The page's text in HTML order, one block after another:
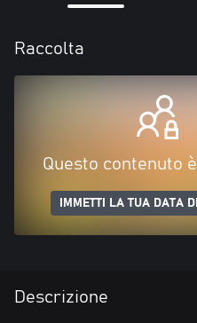
Raccolta
Questo contenuto
IMMETTI LA TUA DATA
Descrizione